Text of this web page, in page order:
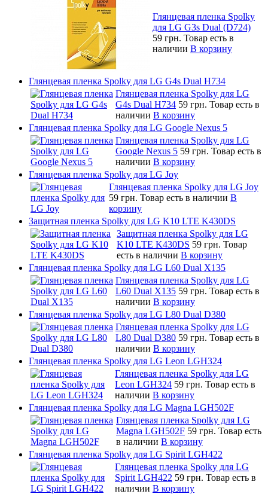
Глянцевая пленка Spolky
для LG G3s Dual (D724)
59 грн. Товар есть в
наличии В корзину
Глянцевая пленка Spolky для LG G4s Dual H734
Глянцевая пленка Spolky для LG
G4s Dual H734 59 грн. Товар есть в
наличии В корзину
Глянцевая пленка Spolky для LG Google Nexus 5
Глянцевая пленка Spolky для LG
Google Nexus 5 59 грн. Товар есть в
наличии В корзину
Глянцевая пленка Spolky для LG Joy
Глянцевая пленка Spolky для LG Joy
59 грн. Товар есть в наличии В
корзину
Защитная пленка Spolky для LG K10 LTE K430DS
Защитная пленка Spolky для LG
K10 LTE K430DS 59 грн. Товар
есть в наличии В корзину
Глянцевая пленка Spolky для LG L60 Dual X135
Глянцевая пленка Spolky для LG
L60 Dual X135 59 грн. Товар есть в
наличии В корзину
Глянцевая пленка Spolky для LG L80 Dual D380
Глянцевая пленка Spolky для LG
L80 Dual D380 59 грн. Товар есть в
наличии В корзину
Глянцевая пленка Spolky для LG Leon LGH324
Глянцевая пленка Spolky для LG
Leon LGH324 59 грн. Товар есть в
наличии В корзину
Глянцевая пленка Spolky для LG Magna LGH502F
Глянцевая пленка Spolky для LG
Magna LGH502F 59 грн. Товар есть
в наличии В корзину
Глянцевая пленка Spolky для LG Spirit LGH422
Глянцевая пленка Spolky для LG
Spirit LGH422 59 грн. Товар есть в
наличии В корзину